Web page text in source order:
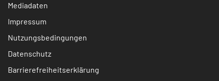
Mediadaten
Impressum
Nutzungsbedingungen
Datenschutz
Barrierefreiheitserklärung